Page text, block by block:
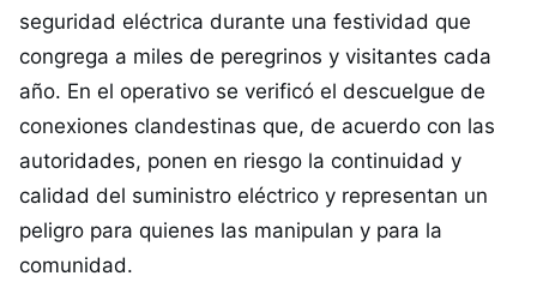
seguridad eléctrica durante una festividad que
congrega a miles de peregrinos y visitantes cada
año. En el operativo se verificó el descuelgue de
conexiones clandestinas que, de acuerdo con las
autoridades, ponen en riesgo la continuidad y
calidad del suministro eléctrico y representan un
peligro para quienes las manipulan y para la
comunidad.